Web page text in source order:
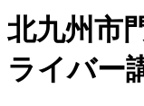
北九州市
ライバー